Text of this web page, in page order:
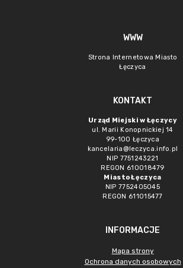
WWW
Strona Internetowa Miasto
Łęczyca
KONTAKT
Urząd Miejski w Łęczycy
ul. Marii Konopnickiej 14
99-100 Łęczyca
kancelaria@leczyca.info.pl
NIP 7751243221
REGON 610018479
Miasto Łęczyca
NIP 7752405045
REGON 611015477
INFORMACJE
Mapa strony
Ochrona danych osobowych